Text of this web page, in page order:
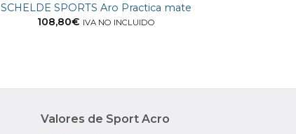
SCHELDE SPORTS Aro Practica mate
108,80€ IVA NO INCLUIDO
Valores de Sport Acro